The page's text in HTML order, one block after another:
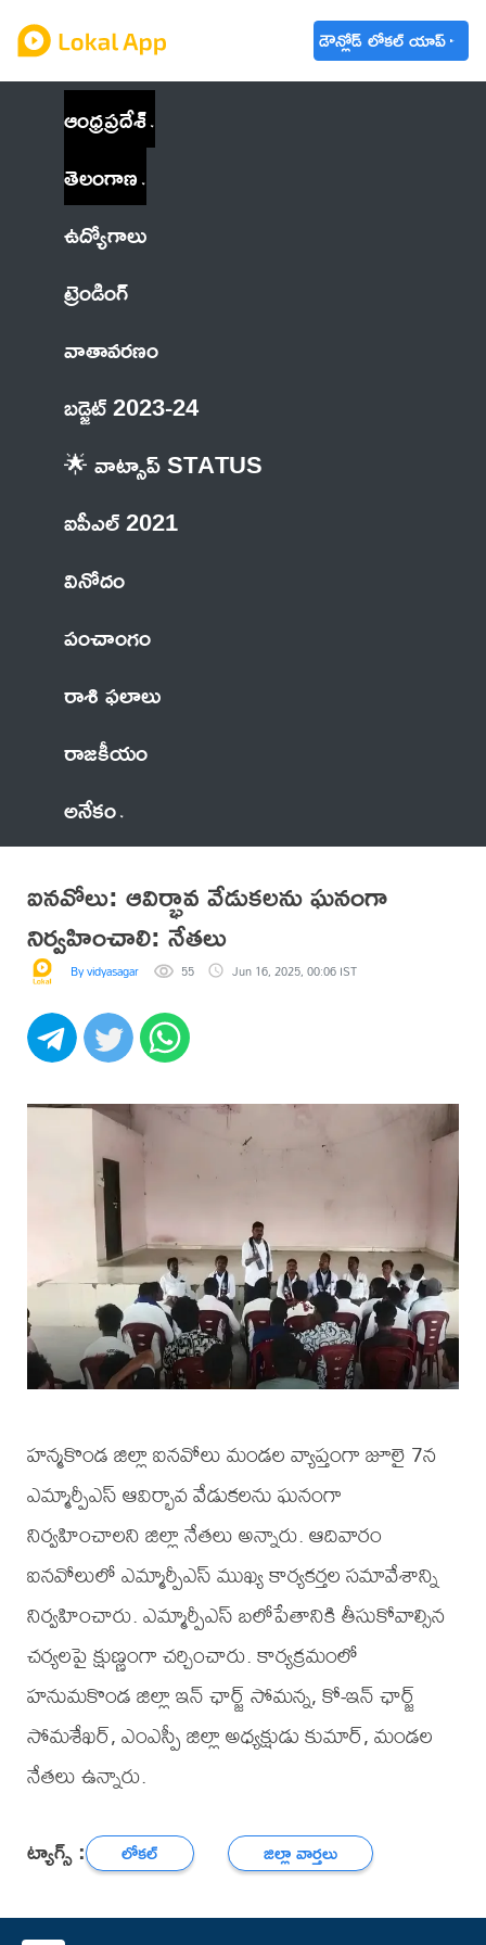
డౌన్లోడ్ లోకల్ యాప్
ఆంధ్రప్రదేశ్
తెలంగాణ
ఉద్యోగాలు
ట్రెండింగ్
వాతావరణం
బడ్జెట్ 2023-24
🌟 వాట్సాప్ STATUS
ఐపీఎల్ 2021
వినోదం
పంచాంగం
రాశి ఫలాలు
రాజకీయం
అనేకం
ఐనవోలు: ఆవిర్భావ వేడుకలను ఘనంగా
నిర్వహించాలి: నేతలు
By vidyasagar 55 Jun 16, 2025, 00:06 IST
హన్మకొండ జిల్లా ఐనవోలు మండల వ్యాప్తంగా జూలై 7న
ఎమ్మార్పీఎస్ ఆవిర్భావ వేడుకలను ఘనంగా
నిర్వహించాలని జిల్లా నేతలు అన్నారు. ఆదివారం
ఐనవోలులో ఎమ్మార్పీఎస్ ముఖ్య కార్యకర్తల సమావేశాన్ని
నిర్వహించారు. ఎమ్మార్పీఎస్ బలోపేతానికి తీసుకోవాల్సిన
చర్యలపై క్షుణ్ణంగా చర్చించారు. కార్యక్రమంలో
హనుమకొండ జిల్లా ఇన్ ఛార్జ్ సోమన్న, కో-ఇన్ ఛార్జ్
సోమశేఖర్, ఎంఎస్పీ జిల్లా అధ్యక్షుడు కుమార్, మండల
నేతలు ఉన్నారు.
ట్యాగ్స్ : లోకల్ జిల్లా వార్తలు